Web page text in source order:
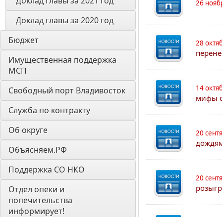
Доклад главы за 2020 год
Бюджет
Имущественная поддержка
МСП
Свободный порт Владивосток
Служба по контракту
Об округе
Объясняем.РФ
Поддержка СО НКО
Отдел опеки и
попечительства
информирует!
26
28
14
мифы
20
20